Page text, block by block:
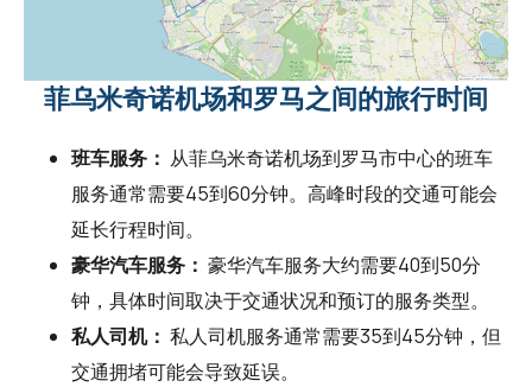
菲乌米奇诺机场和罗马之间的旅行时间
班车服务： 从菲乌米奇诺机场到罗马市中心的班车
服务通常需要45到60分钟。高峰时段的交通可能会
延长行程时间。
豪华汽车服务： 豪华汽车服务大约需要40到50分
钟，具体时间取决于交通状况和预订的服务类型。
私人司机： 私人司机服务通常需要35到45分钟，但
交通拥堵可能会导致延误。